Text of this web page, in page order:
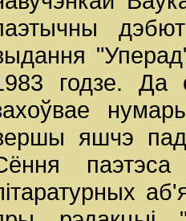
годзе. Да
яшчэ пад
паэтэса